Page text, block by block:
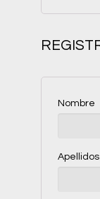
Nombre
Apellidos